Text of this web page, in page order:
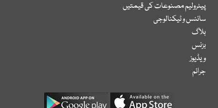
پیٹرولیم مصنوعات کی قیمتیں
سائنس و ٹیکنالوجی
بلاگ
بزنس
ویڈیوز
جرائم